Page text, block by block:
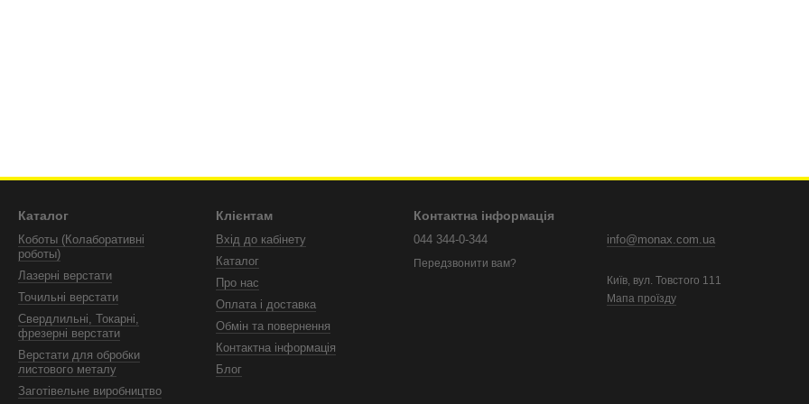
Каталог
Коботы (Колаборативні
роботы)
Лазерні верстати
Точильні верстати
Свердлильні, Токарні,
фрезерні верстати
Верстати для обробки
листового металу
Заготівельне виробництво
Клієнтам
Вхід до кабінету
Каталог
Про нас
Оплата і доставка
Обмін та повернення
Контактна інформація
Блог
Контактна інформація
044 344-0-344
Передзвонити вам?
info@monax.com.ua
Київ, вул. Товстого 111
Мапа проїзду